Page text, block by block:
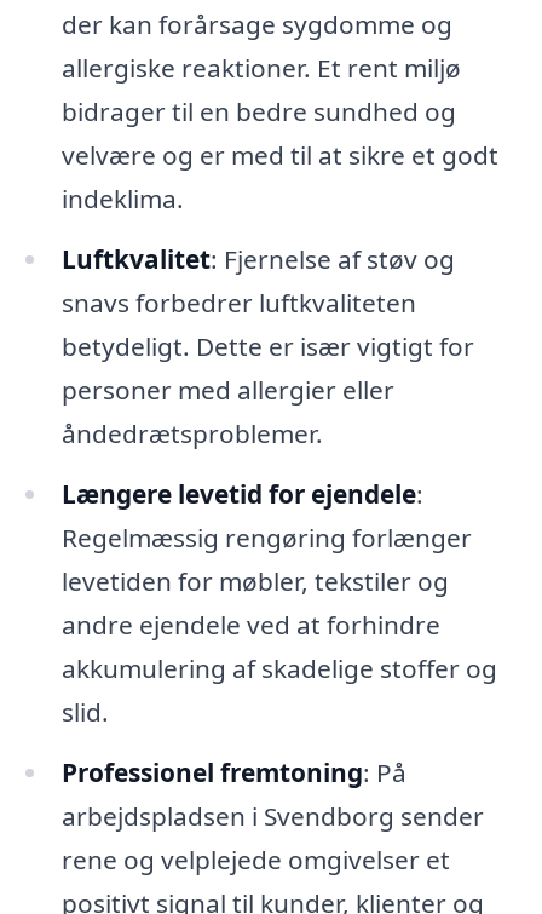
der kan forårsage sygdomme og
allergiske reaktioner. Et rent miljø
bidrager til en bedre sundhed og
velvære og er med til at sikre et godt
indeklima.
Luftkvalitet: Fjernelse af støv og
snavs forbedrer luftkvaliteten
betydeligt. Dette er især vigtigt for
personer med allergier eller
åndedrætsproblemer.
Længere levetid for ejendele:
Regelmæssig rengøring forlænger
levetiden for møbler, tekstiler og
andre ejendele ved at forhindre
akkumulering af skadelige stoffer og
slid.
Professionel fremtoning: På
arbejdspladsen i Svendborg sender
rene og velplejede omgivelser et
positivt signal til kunder, klienter og